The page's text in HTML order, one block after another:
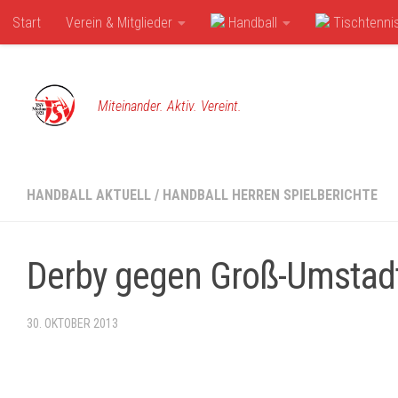
Zum Inhalt springen
Start Verein & Mitglieder Handball
Miteinander. Aktiv. Vereint.
HANDBALL AKTUELL / HANDBALL HERREN SPIELBERICHTE
Derby gegen Groß-
30. OKTOBER 2013